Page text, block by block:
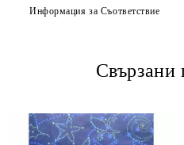
Информация за Съответствие
Свързани